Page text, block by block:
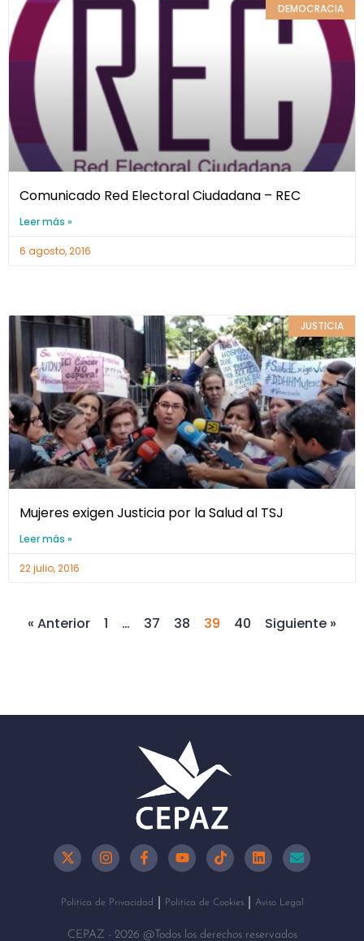
DEMOCRACIA
Comunicado Red Electoral Ciudadana – REC
Leer más »
6 agosto, 2016
JUSTICIA
Mujeres exigen Justicia por la Salud al TSJ
Leer más »
22 julio, 2016
« Anterior 1 … 37 38 39 40 Siguiente »
Política de Privacidad Política de Cookies Aviso Legal
CEPAZ - 2026 @Todos los derechos reservados